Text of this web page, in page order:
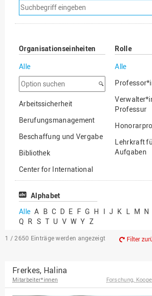
Suchfilter
entfernen
Organisationseinheiten
Alle
Option
suchen
Arbeitssicherheit
Berufungsmanagement
Beschaffung und Vergabe
Bibliothek
Center for International
Mobility
Center for International
Chancengerechtigkeit
eLearning Competence
EU-Büro
Fakultät
Agrarwissenschaften und
Rolle
Alle
Professur
Lehrkraft
Aufgaben
Alphabet
Alle A B C D E F G H I J K L M N
Q R S T U V W Y Z
1 / 2650 Einträge werden angezeigt Filter
Frerkes, Halina
Mitarbeiter*innen Forschung,